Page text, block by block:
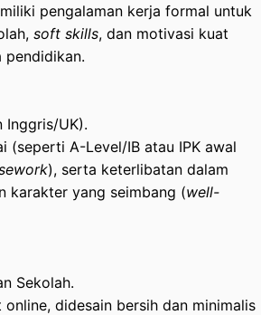
pengalaman kerja formal untuk
soft skills, dan motivasi kuat
pendidikan.
Inggris/UK).
(seperti A-Level/IB atau IPK awal
), serta keterlibatan dalam
karakter yang seimbang (well-
Sekolah.
didesain bersih dan minimalis